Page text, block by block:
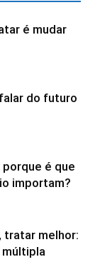
é mudar
do futuro
é que
importam?
tratar melhor: